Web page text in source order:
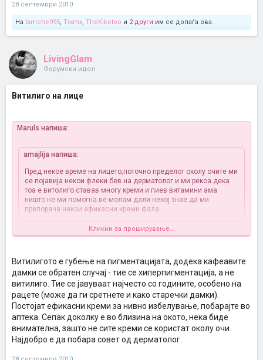
28 септември 2010
На tamche995, Trxmx, TheKiketoo и 2 други им се допаѓа ова.
LivingGlam
Форумски идол
Витилиго на лице
Maruls напиша:
amajlija напиша:
Пред некое време на лицето,поточно пределот околу очите ми
се појавија некои флеки.бев на дерматолог и ми рекоа дека
тоа е витолиго.ставав многу креми и пиев витамини ама
ништо не ми помогна.ве молам дали некој знае да ми
препорача некои ефикасни креми.фала
A ustvari kakva boja e taa damka? majka mi ima edna kafeava na
Кликни за проширување...
Витилигото е губење на пигментацијата, додека кафеавите
дамки се обратен случај - тие се хиперпигментација, а не
витилиго. Тие се јавуваат најчесто со годините, особено на
рацете (може да ги сретнете и како старечки дамки).
Постојат ефикасни креми за нивно избелување, побарајте во
аптека. Сепак доколку е во близина на окото, нека биде
внимателна, зашто не сите креми се користат околу очи.
Најдобро е да побара совет од дерматолог.